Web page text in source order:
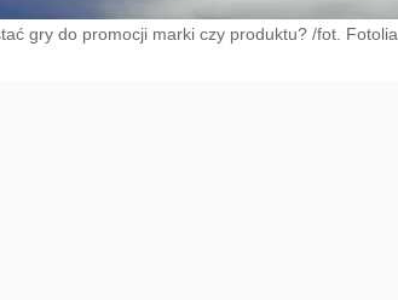
gry do promocji marki czy produktu? /fot. Fotolia